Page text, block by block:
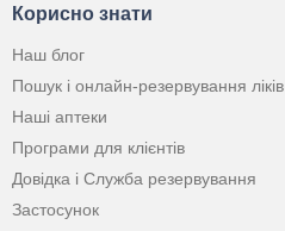
Корисно знати
Наш блог
Пошук і онлайн-резервування ліків
Наші аптеки
Програми для клієнтів
Довідка і Служба резервування
Застосунок